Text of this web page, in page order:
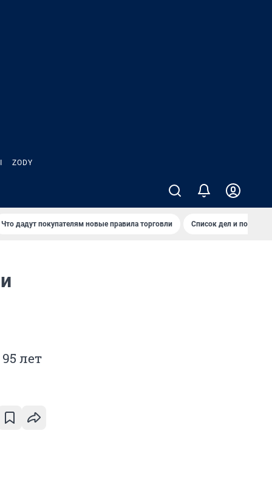
ZODY
Что дадут покупателям новые правила торговли Список дел и покупок
лет